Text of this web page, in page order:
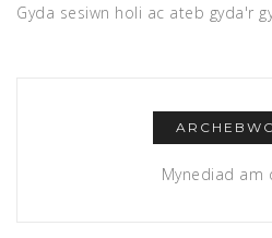
Gyda sesiwn holi ac ateb gyda'r
Mynediad am